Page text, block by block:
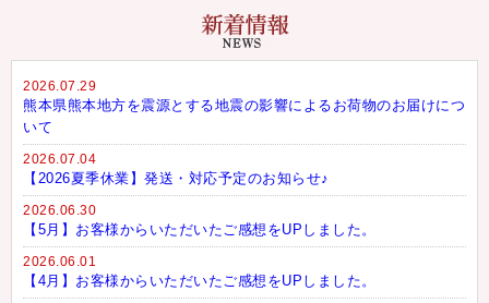
2026.07.29
熊本県熊本地方を震源とする地震の影響によるお荷物のお届けにつ
いて
2026.07.04
【2026夏季休業】発送・対応予定のお知らせ♪
2026.06.30
【5月】お客様からいただいたご感想をUPしました。
2026.06.01
【4月】お客様からいただいたご感想をUPしました。